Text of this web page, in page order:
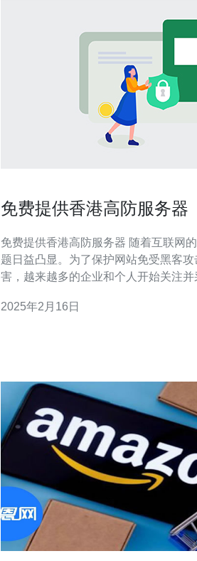
免费提供香港高防服务器
免费提供香港高防服务器 随着互联网的普及，网络安全问
题日益凸显。为了保护网站免受黑客
害，越来越多的企业和个人开始关注
首选。 高防服务器是一种通过多种技术手段保护服务器免
2025年2月16日